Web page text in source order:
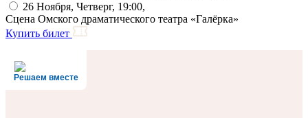
26 Ноября, Четверг, 19:00,
Сцена Омского драматического театра «Галёрка»
Купить билет
Решаем вместе